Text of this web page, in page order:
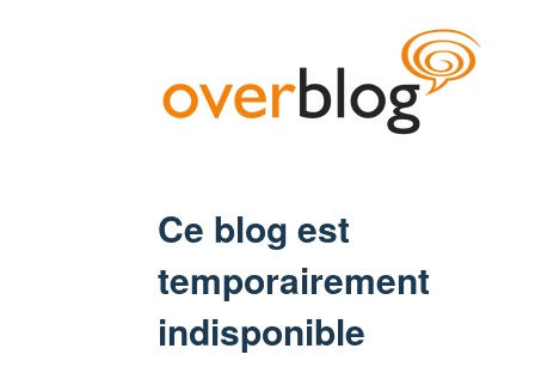
Ce blog est
temporairement
indisponible